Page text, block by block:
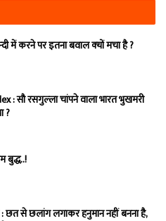
में करने पर इतना बवाल क्‍यों मचा है ?
: सौ रसगुल्‍ला चांपने वाला भारत भुखमरी
?
बुद्ध..!
छत से छलांग लगाकर हनुमान नहीं बनना है,